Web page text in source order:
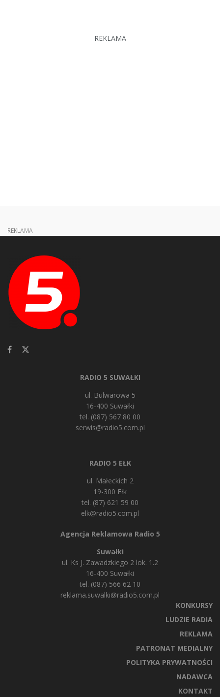
REKLAMA
REKLAMA
RADIO 5 SUWAŁKI
ul. Bulwarowa 5
16-400 Suwałki
tel. (087) 567 80 00
serwis@radio5.com.pl
RADIO 5 EŁK
ul. Małeckich 2
19-300 Ełk
tel. (87) 621 59 00
elk@radio5.com.pl
Agencja Reklamowa Radio 5
Suwałki
ul. Ks J. Zawadzkiego 2 lok. 1.2
16-400 Suwałki
tel. (087) 566 62 10
reklama.suwalki@radio5.com.pl
KONKURSY
LUDZIE RADIA
REKLAMA
PATRONAT MEDIALNY
POLITYKA PRYWATNOŚCI
NADAWCA
KONTAKT